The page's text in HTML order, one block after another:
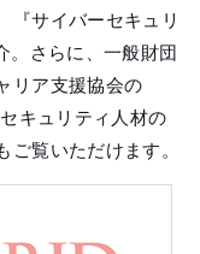
『サイバーセキュリ
。さらに、一般財団
リア支援協会の
キュリティ人材の
覧いただけます。